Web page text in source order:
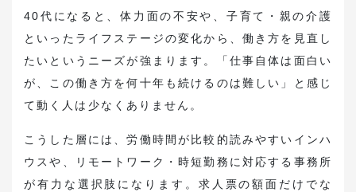
40代になると、体力面の不安や、子育て・親の介護
といったライフステージの変化から、働き方を見直し
たいというニーズが強まります。「仕事自体は面白い
が、この働き方を何十年も続けるのは難しい」と感じ
て動く人は少なくありません。
こうした層には、労働時間が比較的読みやすいインハ
ウスや、リモートワーク・時短勤務に対応する事務所
が有力な選択肢になります。求人票の額面だけでな